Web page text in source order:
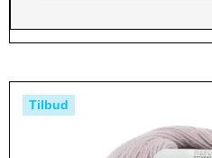
Tilbud